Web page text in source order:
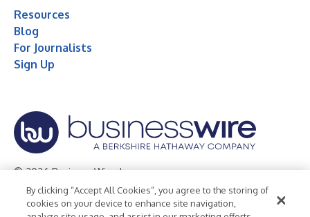
Resources
Blog
For Journalists
Sign Up
© 2026 Business Wire, Inc.
Privacy Policy Cookie Policy
Accessibility Statement
By clicking “Accept All Cookies”, you agree to the storing of
cookies on your device to enhance site navigation,